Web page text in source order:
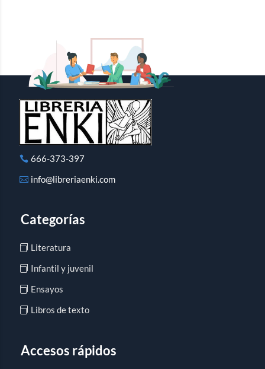
666-373-397
info@libreriaenki.com
Categorías
Literatura
Infantil y juvenil
Ensayos
Libros de texto
Accesos rápidos